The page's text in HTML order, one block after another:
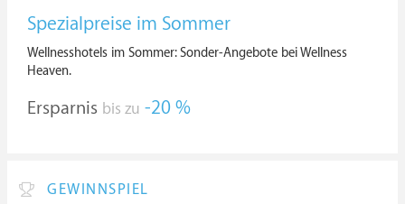
Spezialpreise im Sommer
Wellnesshotels im Sommer: Sonder-Angebote bei Wellness
Heaven.
Ersparnis bis zu -20 %
GEWINNSPIEL